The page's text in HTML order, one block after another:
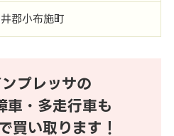
井郡小布施町
プレッサの
車・多走行車も
で買い取ります！